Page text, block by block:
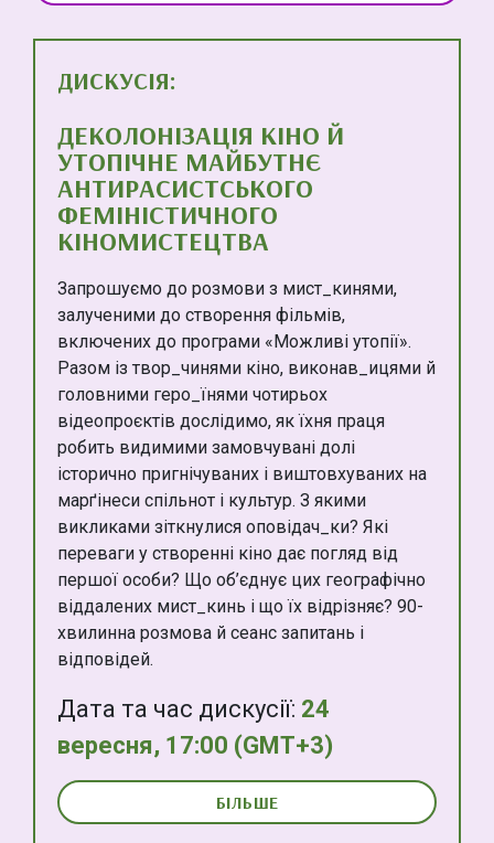
ДИСКУСІЯ:
ДЕКОЛОНІЗАЦІЯ КІНО Й
УТОПІЧНЕ МАЙБУТНЄ
АНТИРАСИСТСЬКОГО
ФЕМІНІСТИЧНОГО
КІНОМИСТЕЦТВА
Запрошуємо до розмови з мист_кинями,
залученими до створення фільмів,
включених до програми «Можливі утопії».
Разом із твор_чинями кіно, виконав_ицями й
головними геро_їнями чотирьох
відеопроєктів дослідимо, як їхня праця
робить видимими замовчувані долі
історично пригнічуваних і виштовхуваних на
марґінеси спільнот і культур. З якими
викликами зіткнулися оповідач_ки? Які
переваги у створенні кіно дає погляд від
першої особи? Що об’єднує цих географічно
віддалених мист_кинь і що їх відрізняє? 90-
хвилинна розмова й сеанс запитань і
відповідей.
Дата та час дискусії: 24
вересня, 17:00 (GMT+3)
БІЛЬШЕ